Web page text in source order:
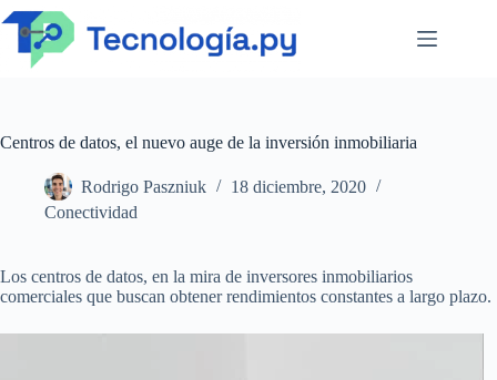
Saltar
al
contenido
Centros de datos, el nuevo auge de la inversión inmobiliaria
Rodrigo Paszniuk
18 diciembre, 2020
Conectividad
Los centros de datos, en la mira de inversores inmobiliarios
comerciales que buscan obtener rendimientos constantes a largo plazo.